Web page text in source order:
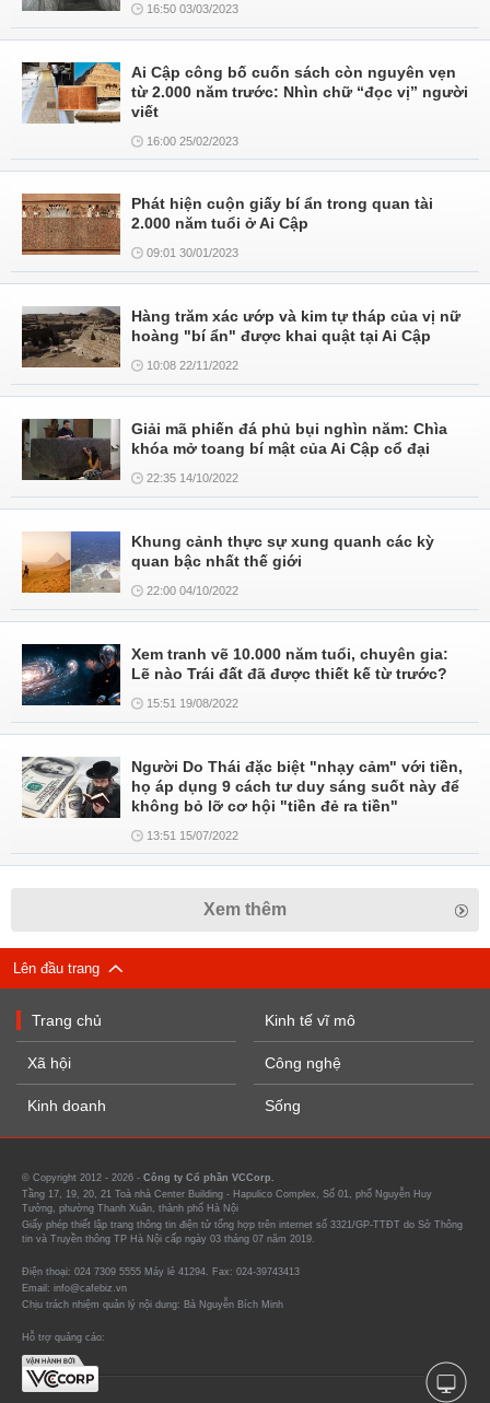
16:50 03/03/2023
Ai Cập công bố cuốn sách còn nguyên vẹn
từ 2.000 năm trước: Nhìn chữ “đọc vị” người
viết
16:00 25/02/2023
Phát hiện cuộn giấy bí ẩn trong quan tài
2.000 năm tuổi ở Ai Cập
09:01 30/01/2023
Hàng trăm xác ướp và kim tự tháp của vị nữ
hoàng "bí ẩn" được khai quật tại Ai Cập
10:08 22/11/2022
Giải mã phiến đá phủ bụi nghìn năm: Chìa
khóa mở toang bí mật của Ai Cập cổ đại
22:35 14/10/2022
Khung cảnh thực sự xung quanh các kỳ
quan bậc nhất thế giới
22:00 04/10/2022
Xem tranh vẽ 10.000 năm tuổi, chuyên gia:
Lẽ nào Trái đất đã được thiết kế từ trước?
15:51 19/08/2022
Người Do Thái đặc biệt "nhạy cảm" với tiền,
họ áp dụng 9 cách tư duy sáng suốt này để
không bỏ lỡ cơ hội "tiền đẻ ra tiền"
13:51 15/07/2022
Xem thêm
Lên đầu trang
Trang chủ
Xã hội
Kinh doanh
Kinh tế vĩ mô
Công nghệ
Sống
© Copyright 2012 - 2026 - Công ty Cổ phần VCCorp.
Tầng 17, 19, 20, 21 Toà nhà Center Building - Hapulico Complex, Số 01, phố Nguyễn Huy
Tưởng, phường Thanh Xuân, thành phố Hà Nội
Giấy phép thiết lập trang thông tin điện tử tổng hợp trên internet số 3321/GP-TTĐT do Sở Thông
tin và Truyền thông TP Hà Nội cấp ngày 03 tháng 07 năm 2019.
Điện thoại: 024 7309 5555 Máy lẻ 41294. Fax: 024-39743413
Email: info@cafebiz.vn
Chịu trách nhiệm quản lý nội dung: Bà Nguyễn Bích Minh
Hỗ trợ quảng cáo: